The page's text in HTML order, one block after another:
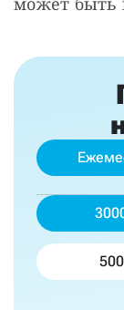
500